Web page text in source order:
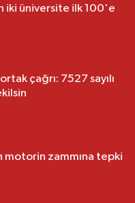
iki üniversite ilk 100'e
çağrı: 7527 sayılı
motorin zammına tepki